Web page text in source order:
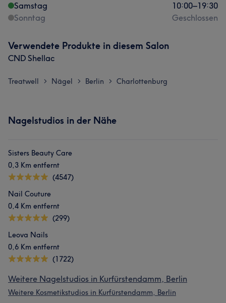
Samstag
10:00–19:30
Sonntag
Geschlossen
Verwendete Produkte in diesem Salon
CND Shellac
Treatwell > Nägel > Berlin > Charlottenburg
Nagelstudios in der Nähe
Sisters Beauty Care
0,3 Km entfernt
(4547)
Nail Couture
0,4 Km entfernt
(299)
Leova Nails
0,6 Km entfernt
(1722)
Weitere Nagelstudios in Kurfürstendamm, Berlin
Weitere Kosmetikstudios in Kurfürstendamm, Berlin